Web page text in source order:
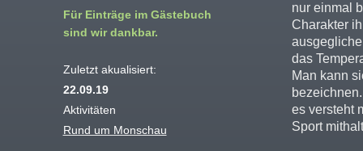
nur einmal
Charakter
das
Man kann
es versteht
Sport
Für Einträge im Gästebuch
sind wir dankbar.
Zuletzt akualisiert:
22.09.19
Aktivitäten
Rund um Monschau